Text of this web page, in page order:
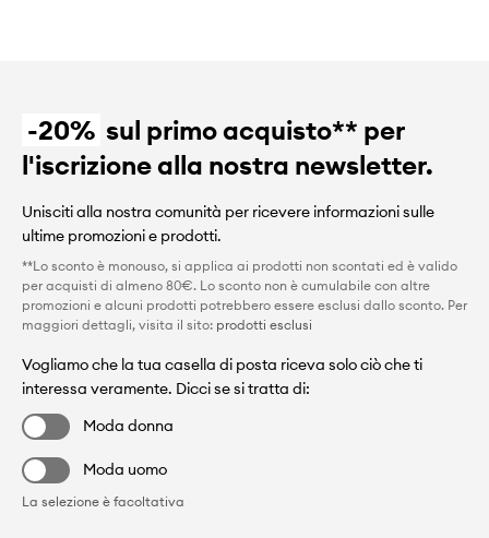
-20% sul primo acquisto** per
l'iscrizione alla nostra newsletter.
Unisciti alla nostra comunità per ricevere informazioni sulle
ultime promozioni e prodotti.
**Lo sconto è monouso, si applica ai prodotti non scontati ed è valido
per acquisti di almeno 80€. Lo sconto non è cumulabile con altre
promozioni e alcuni prodotti potrebbero essere esclusi dallo sconto. Per
maggiori dettagli, visita il sito: prodotti esclusi
Vogliamo che la tua casella di posta riceva solo ciò che ti
interessa veramente. Dicci se si tratta di:
Moda donna
Moda uomo
La selezione è facoltativa